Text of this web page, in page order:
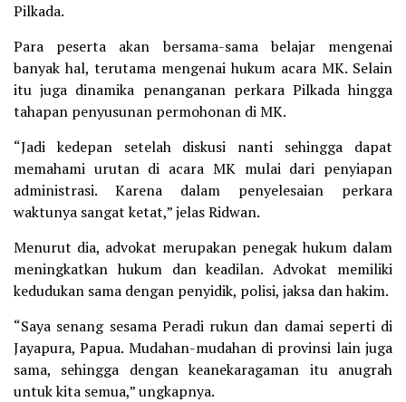
Pilkada.
Para peserta akan bersama-sama belajar mengenai
banyak hal, terutama mengenai hukum acara MK. Selain
itu juga dinamika penanganan perkara Pilkada hingga
tahapan penyusunan permohonan di MK.
“Jadi kedepan setelah diskusi nanti sehingga dapat
memahami urutan di acara MK mulai dari penyiapan
administrasi. Karena dalam penyelesaian perkara
waktunya sangat ketat,” jelas Ridwan.
Menurut dia, advokat merupakan penegak hukum dalam
meningkatkan hukum dan keadilan. Advokat memiliki
kedudukan sama dengan penyidik, polisi, jaksa dan hakim.
“Saya senang sesama Peradi rukun dan damai seperti di
Jayapura, Papua. Mudahan-mudahan di provinsi lain juga
sama, sehingga dengan keanekaragaman itu anugrah
untuk kita semua,” ungkapnya.